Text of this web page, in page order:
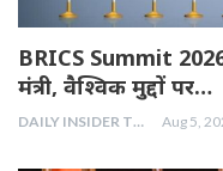
BRICS Summit
मंत्री, वैश्विक मुद्दों पर…
DAILY INSIDER TEAM Aug 5,